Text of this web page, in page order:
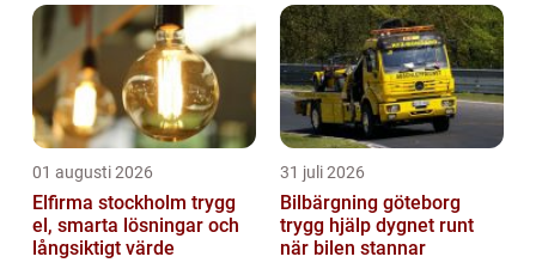
01 augusti 2026
Elfirma stockholm trygg
el, smarta lösningar och
långsiktigt värde
31 juli 2026
Bilbärgning göteborg
trygg hjälp dygnet runt
när bilen stannar